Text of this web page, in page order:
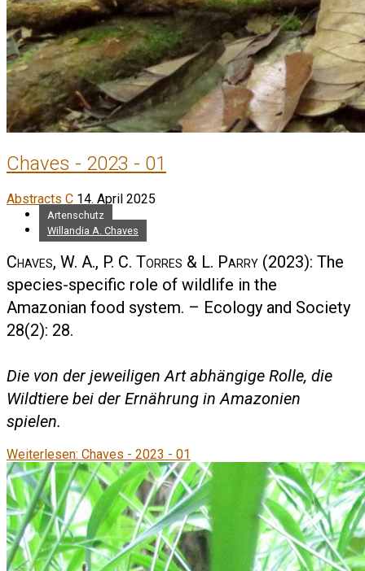
Chaves - 2023 - 01
Abstracts C 14. April 2025
Artenschutz
Willandia A. Chaves
Chaves, W. A., P. C. Torres & L. Parry (2023): The
species-specific role of wildlife in the
Amazonian food system. – Ecology and Society
28(2): 28.
Die von der jeweiligen Art abhängige Rolle, die
Wildtiere bei der Ernährung in Amazonien
spielen.
Weiterlesen: Chaves - 2023 - 01